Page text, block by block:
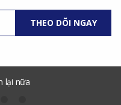
sách, dịch vụ nhiệt tình
THEO DÕI NGAY
lại nữa